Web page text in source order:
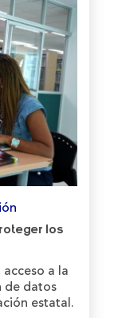
los
a la
de datos
estatal.